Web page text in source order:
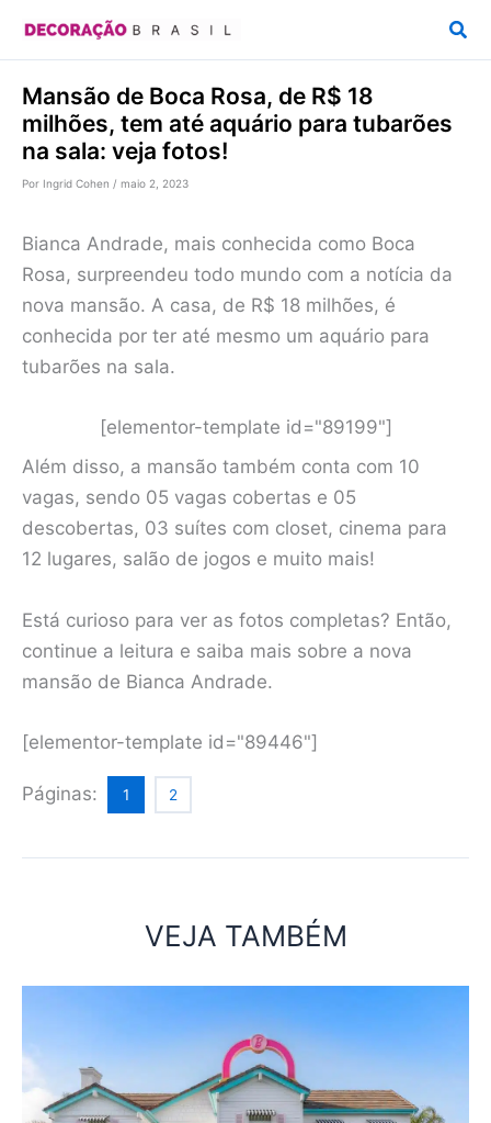
conteúdo
Mansão de Boca Rosa, de R$ 18
milhões, tem até aquário para tubarões
na sala: veja fotos!
Por Ingrid Cohen / maio 2, 2023
Bianca Andrade, mais conhecida como Boca
Rosa, surpreendeu todo mundo com a notícia da
nova mansão. A casa, de R$ 18 milhões, é
conhecida por ter até mesmo um aquário para
tubarões na sala.
[elementor-template id="89199"]
Além disso, a mansão também conta com 10
vagas, sendo 05 vagas cobertas e 05
descobertas, 03 suítes com closet, cinema para
12 lugares, salão de jogos e muito mais!
Está curioso para ver as fotos completas? Então,
continue a leitura e saiba mais sobre a nova
mansão de Bianca Andrade.
[elementor-template id="89446"]
Páginas: 1 2
VEJA TAMBÉM